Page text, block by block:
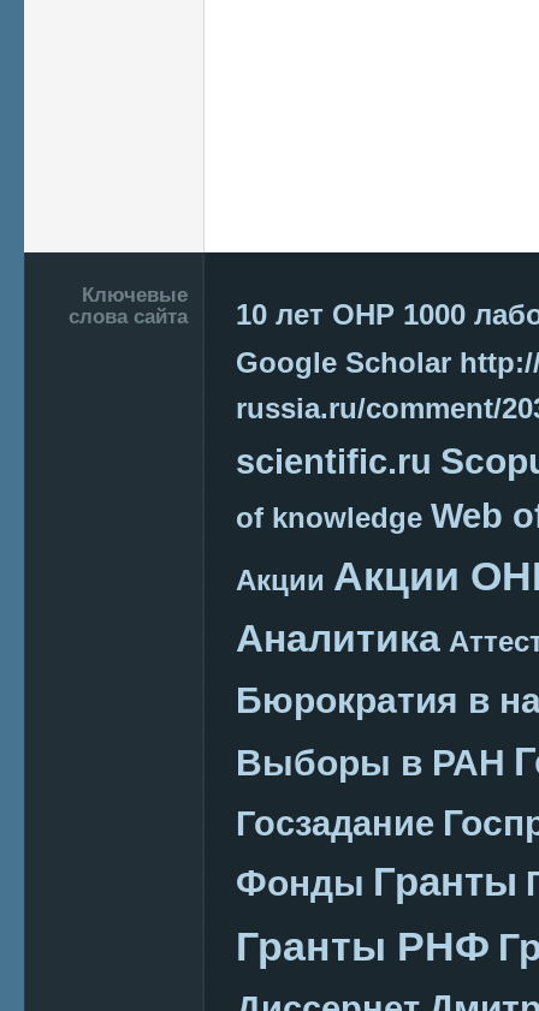
Подвал
Ключевые
слова сайта
10 лет ОНР 1000
Google Scholar
russia.ru/comment/
scientific.ru
of knowledge Web
Акции Акции
Аналитика
Бюрократия в
Выборы в РАН
Госзадание
Фонды Гранты
Гранты РНФ